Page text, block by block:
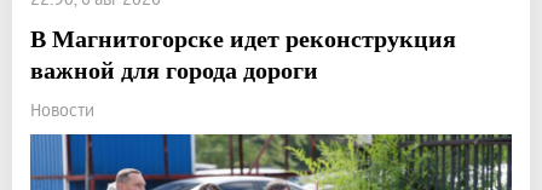
В Магнитогорске идет реконструкция
важной для города дороги
Новости